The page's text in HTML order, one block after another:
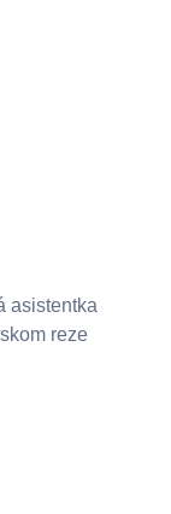
asistentka
reze